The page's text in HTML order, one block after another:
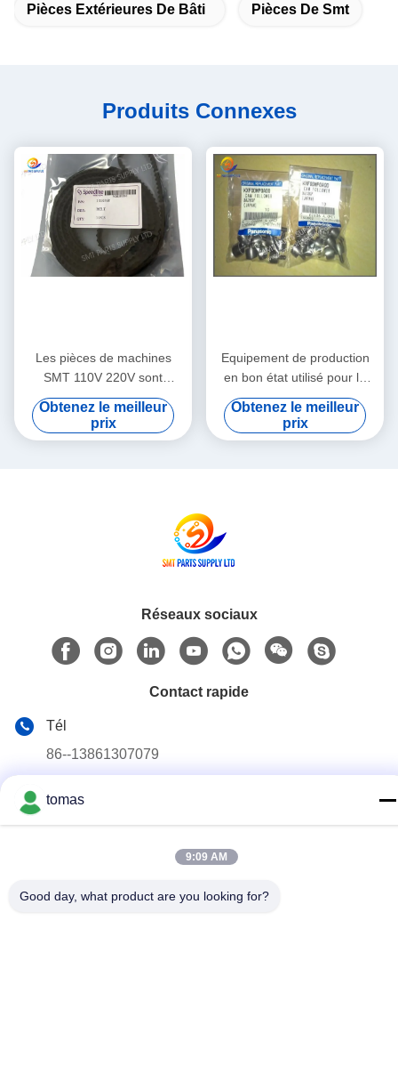
Pièces Extérieures De Bâti Pièces De Smt
Produits Connexes
Les pièces de machines
SMT 110V 220V sont
expédiées par avion, Service
d'enseignement sur le
terrain intégré prenant en
Obtenez le meilleur
prix
Equipement de production
en bon état utilisé pour la
réparation, conçu pour une
précision et des
performances constantes
Obtenez le meilleur
prix
Réseaux sociaux
Contact rapide
Tél
86--13861307079
tomas
9:09 AM
Good day, what product are you looking for?